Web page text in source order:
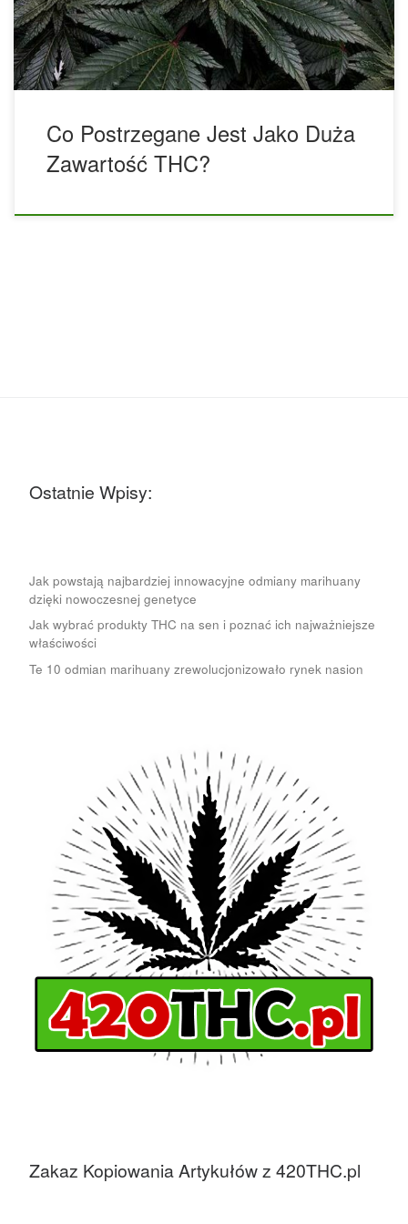
w ostatnich latach? W przypadku odmian konopi o
zawartości […]
Co Postrzegane Jest Jako Duża
Zawartość THC?
Ostatnie Wpisy:
Jak powstają najbardziej innowacyjne odmiany marihuany
dzięki nowoczesnej genetyce
Jak wybrać produkty THC na sen i poznać ich najważniejsze
właściwości
Te 10 odmian marihuany zrewolucjonizowało rynek nasion
Zakaz Kopiowania Artykułów z 420THC.pl